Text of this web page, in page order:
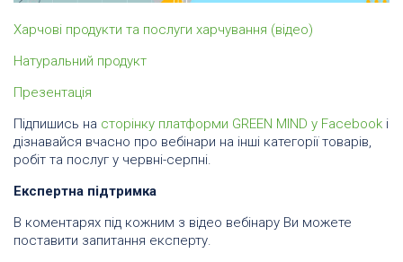
Харчові продукти та послуги харчування (відео)
Натуральний продукт
Презентація
Підпишись на сторінку платформи GREEN MIND у Facebook і
дізнавайся вчасно про вебінари на інші категорії товарів,
робіт та послуг у червні-серпні.
Експертна підтримка
В коментарях під кожним з відео вебінару Ви можете
поставити запитання експерту.